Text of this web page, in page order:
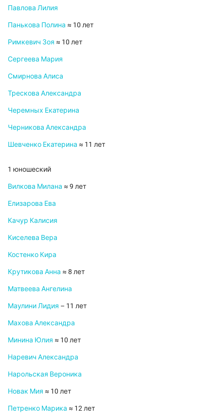
Павлова Лилия
Панькова Полина ≈ 10 лет
Римкевич Зоя ≈ 10 лет
Сергеева Мария
Смирнова Алиса
Трескова Александра
Черемных Екатерина
Черникова Александра
Шевченко Екатерина ≈ 11 лет
1 юношеский
Вилкова Милана ≈ 9 лет
Елизарова Ева
Качур Калисия
Киселева Вера
Костенко Кира
Крутикова Анна ≈ 8 лет
Матвеева Ангелина
Маулини Лидия – 11 лет
Махова Александра
Минина Юлия ≈ 10 лет
Наревич Александра
Нарольская Вероника
Новак Мия ≈ 10 лет
Петренко Марика ≈ 12 лет